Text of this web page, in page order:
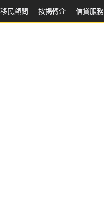
移民顧問 按揭轉介 信貸服務